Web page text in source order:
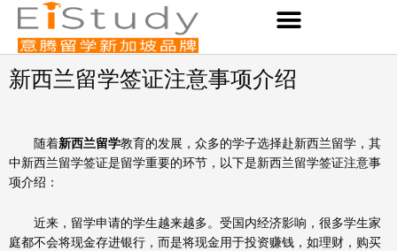
Skip
content
新西兰留学签证注意事项介绍
随着新西兰留学教育的发展，众多的学子选择赴新西兰留学，其
中新西兰留学签证是留学重要的环节，以下是新西兰留学签证注意事
项介绍：
近来，留学申请的学生越来越多。受国内经济影响，很多学生家
庭都不会将现金存进银行，而是将现金用于投资赚钱，如理财，购买